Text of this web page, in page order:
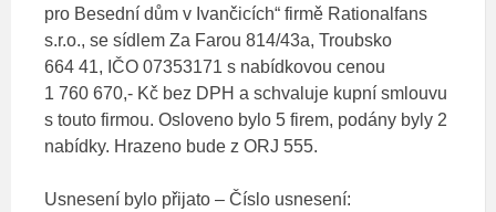
pro Besední dům v Ivančicích“ firmě Rationalfans
s.r.o., se sídlem Za Farou 814/43a, Troubsko
664 41, IČO 07353171 s nabídkovou cenou
1 760 670,- Kč bez DPH a schvaluje kupní smlouvu
s touto firmou. Osloveno bylo 5 firem, podány byly 2
nabídky. Hrazeno bude z ORJ 555.
Usnesení bylo přijato – Číslo usnesení: